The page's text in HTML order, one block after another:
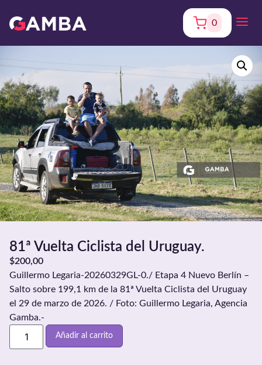
0
81ª Vuelta Ciclista del Uruguay.
$200,00
Guillermo Legaria-20260329GL-0./ Etapa 4 Nuevo Berlín –
Salto sobre 199,1 km de la 81ª Vuelta Ciclista del Uruguay
el 29 de marzo de 2026. / Foto: Guillermo Legaria, Agencia
Gamba.-
Añadir al carrito